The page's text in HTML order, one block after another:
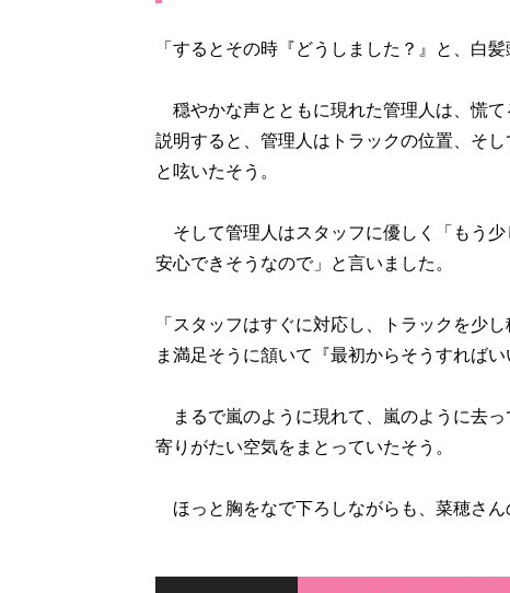
「するとその時『どうしました？』と、白
穏やかな声とともに現れた管理人は、慌
説明すると、管理人はトラックの位置、そ
と呟いたそう。
そして管理人はスタッフに優しく「もう
安心できそうなので」と言いました。
「スタッフはすぐに対応し、トラックを少
ま満足そうに頷いて『最初からそうすれば
まるで嵐のように現れて、嵐のように去
寄りがたい空気をまとっていたそう。
ほっと胸をなで下ろしながらも、菜穂さん